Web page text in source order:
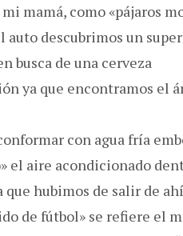
mamá, como «pájaros
auto descubrimos un
busca de una cerveza
ya que encontramos el
con agua fría
el aire acondicionado
que hubimos de salir de
de fútbol» se refiere el